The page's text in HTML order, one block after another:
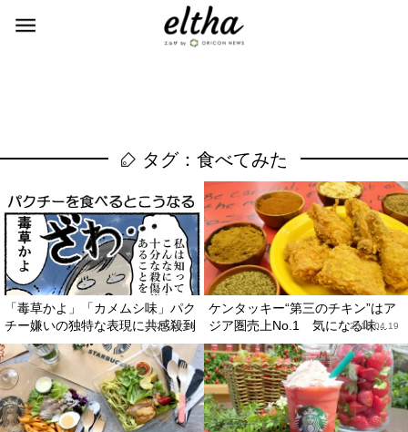
タグ：食べてみた
「毒草かよ」「カメムシ味」パク
チー嫌いの独特な表現に共感殺到
2022.10.26
ケンタッキー“第三のチキン”はア
ジア圏売上No.1 気になる味...
2018.04.19